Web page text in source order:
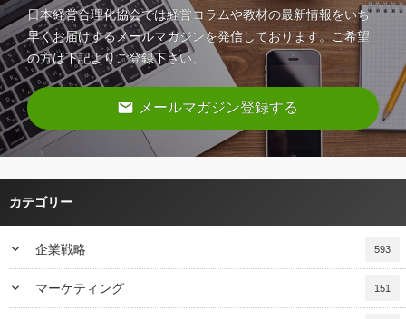
日本経営合理化協会では経営コラムや教材の最新情報をいち
早くお届けするメールマガジンを発信しております。ご希望
の方は下記よりご登録下さい。
email メールマガジン登録する
カテゴリー
keyboard_arrow_down 企業戦略 593
keyboard_arrow_down マーケティング 151